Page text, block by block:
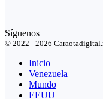
Síguenos
© 2022 - 2026
Inicio
Venezuela
Mundo
EEUU